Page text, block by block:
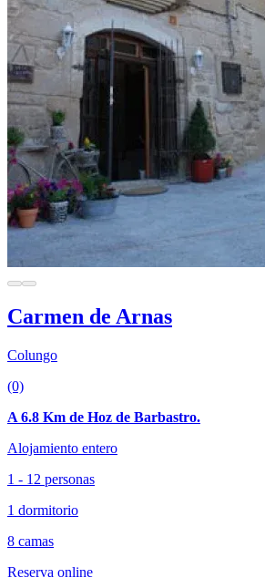
Carmen de Arnas
Colungo
(0)
A 6.8 Km de Hoz de Barbastro.
Alojamiento entero
1 - 12 personas
1 dormitorio
8 camas
Reserva online